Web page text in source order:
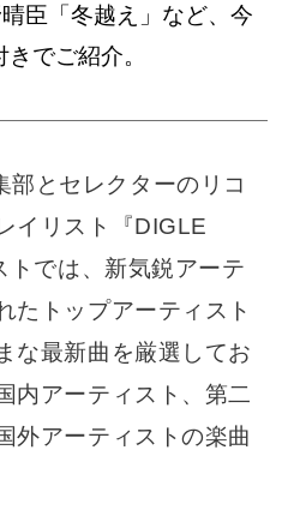
臣「冬越え」など、今
でご紹介。
とセレクターのリコ
イリスト『DIGLE
では、新気鋭アーテ
たトップアーティスト
な最新曲を厳選してお
内アーティスト、第二
外アーティストの楽曲